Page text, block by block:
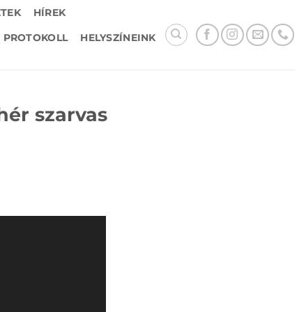
HÍREK
PROTOKOLL
HELYSZÍNEINK
szarvas